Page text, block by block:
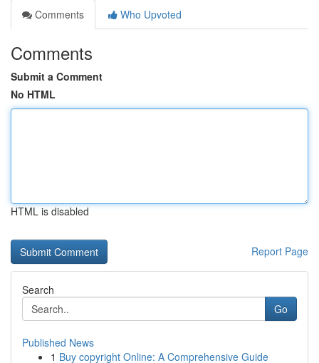
Comments
Who Upvoted
Comments
Submit a Comment
No HTML
HTML is disabled
Report Page
Search
Go
Published News
1 Buy copyright Online: A Comprehensive Guide